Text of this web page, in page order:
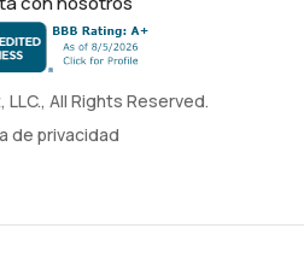
All Rights Reserved.
de privacidad